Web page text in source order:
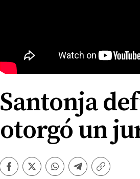
Santonja
otorgó un
Facebook
TwitterWhatsapp
Telegram
Copiar